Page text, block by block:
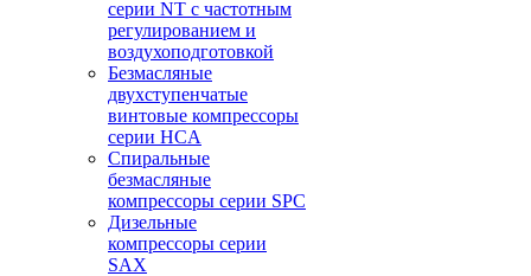
серии NT с частотным
регулированием и
воздухоподготовкой
Безмасляные
двухступенчатые
винтовые компрессоры
серии HCA
Спиральные
безмасляные
компрессоры серии SPC
Дизельные
компрессоры серии
SAX